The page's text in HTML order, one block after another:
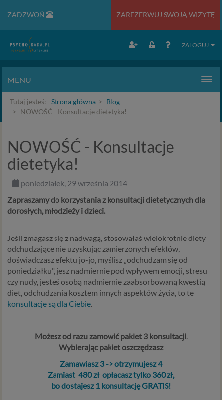
ZADZWOŃ ZAREZERWUJ SWOJĄ WIZYTĘ
ZALOGUJ
MENU
Tutaj jesteś: Strona główna
Blog
NOWOŚĆ - Konsultacje dietetyka!
NOWOŚĆ - Konsultacje
dietetyka!
poniedziałek, 29 września 2014
Zapraszamy do korzystania z konsultacji dietetycznych dla
dorosłych, młodzieży i dzieci.
Jeśli zmagasz się z nadwagą, stosowałaś wielokrotnie diety
odchudzające nie uzyskując zamierzonych efektów,
doświadczasz efektu jo-jo, myślisz „odchudzam się od
poniedziałku", jesz nadmiernie pod wpływem emocji, stresu
czy nudy, jesteś osobą nadmiernie zaabsorbowaną kwestią
diet, odchudzania kosztem innych aspektów życia, to te
konsultacje są dla Ciebie.
Możesz od razu zamowić pakiet 3 konsultacji.
Wybierając pakiet oszczędzasz
Zamawiasz 3 -> otrzymujesz 4
Zamiast 480 zł opłacasz tylko 360 zł,
bo dostajesz 1 konsultację GRATIS!